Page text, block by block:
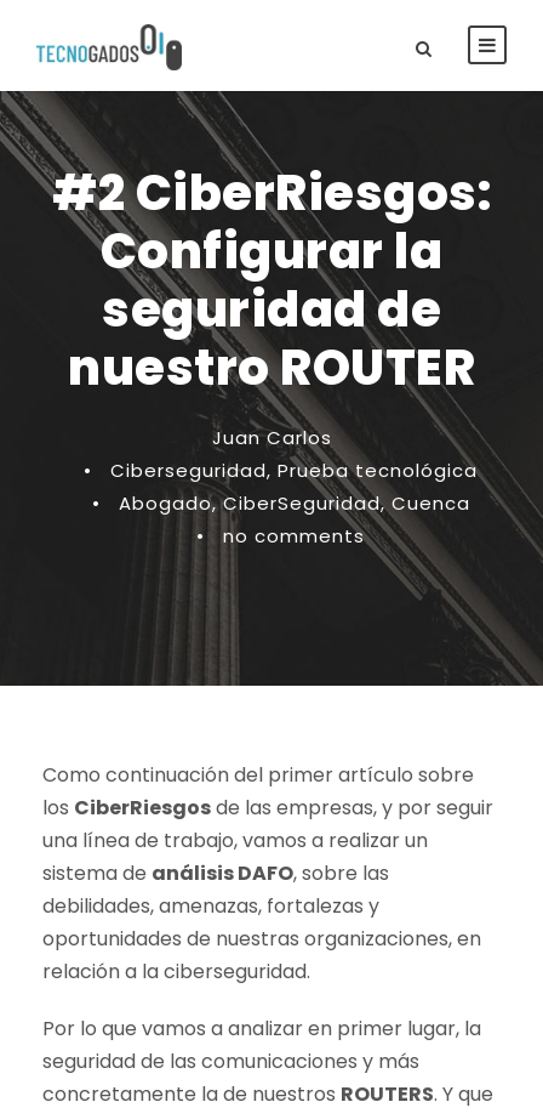
#2 CiberRiesgos:
Configurar la
seguridad de
nuestro ROUTER
Juan Carlos
•
Ciberseguridad, Prueba tecnológica
•
Abogado, CiberSeguridad, Cuenca
•
no comments
Como continuación del primer artículo sobre
los CiberRiesgosde las empresas, y por seguir
una línea de trabajo, vamos a realizar un
sistema de análisis DAFO, sobre las
debilidades, amenazas, fortalezas y
oportunidades de nuestras organizaciones, en
relación a la ciberseguridad.
Por lo que vamos a analizar en primer lugar, la
seguridad de las comunicaciones y más
concretamente la de nuestros ROUTERS. Y que